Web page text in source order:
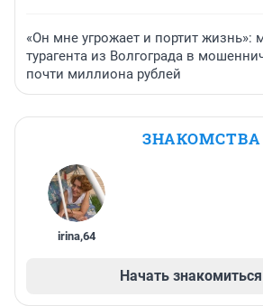
«Он мне угрожает и портит жизнь»:
турагента из Волгограда в
почти миллиона рублей
ЗНАКОМСТВА
irina,64
Начать знакомиться